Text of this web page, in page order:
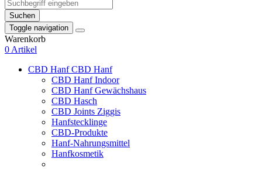
Suchen
Toggle navigation
Warenkorb
0 Artikel
CBD HanfCBD Hanf
CBD Hanf Indoor
CBD Hanf Gewächshaus
CBD Hasch
CBD Joints Ziggis
Hanfstecklinge
CBD-Produkte
Hanf-Nahrungsmittel
Hanfkosmetik